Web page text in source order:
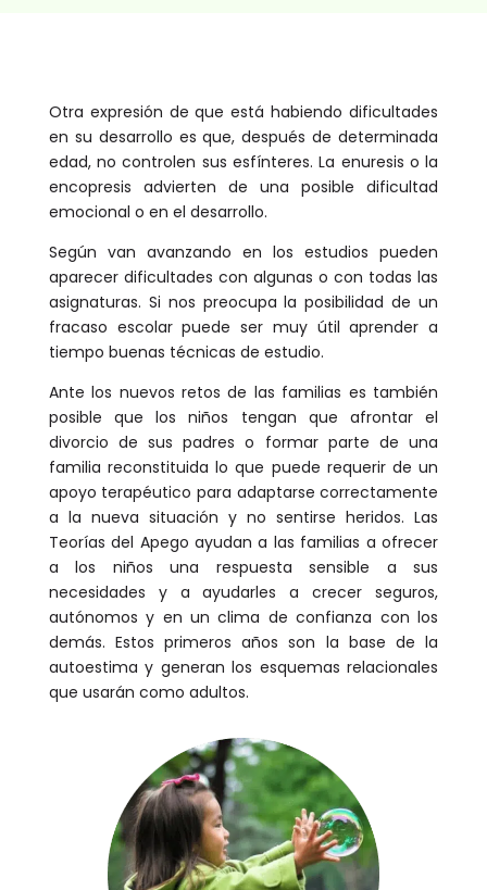
Otra expresión de que está habiendo dificultades
en su desarrollo es que, después de determinada
edad, no controlen sus esfínteres. La enuresis o la
encopresis advierten de una posible dificultad
emocional o en el desarrollo.
Según van avanzando en los estudios pueden
aparecer dificultades con algunas o con todas las
asignaturas. Si nos preocupa la posibilidad de un
fracaso escolar puede ser muy útil aprender a
tiempo buenas técnicas de estudio.
Ante los nuevos retos de las familias es también
posible que los niños tengan que afrontar el
divorcio de sus padres o formar parte de una
familia reconstituida lo que puede requerir de un
apoyo terapéutico para adaptarse correctamente
a la nueva situación y no sentirse heridos. Las
Teorías del Apego ayudan a las familias a ofrecer
a los niños una respuesta sensible a sus
necesidades y a ayudarles a crecer seguros,
autónomos y en un clima de confianza con los
demás. Estos primeros años son la base de la
autoestima y generan los esquemas relacionales
que usarán como adultos.